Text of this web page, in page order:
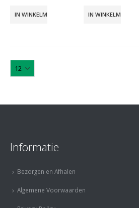
IN WINKELMAND IN WINKELMAND
Informatie
Bezorgen en Afhalen
Algemene Voorwaarden